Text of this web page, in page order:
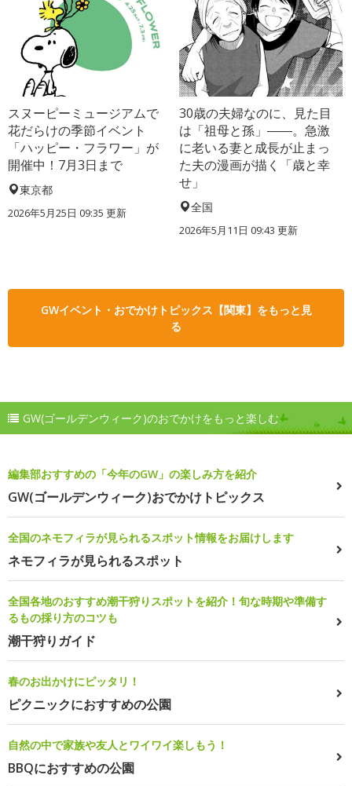
スヌーピーミュージアムで
花だらけの季節イベント
「ハッピー・フラワー」が
開催中！7月3日まで
東京都
2026年5月25日 09:35 更新
30歳の夫婦なのに、見た目
は「祖母と孫」――。急激
に老いる妻と成長が止まっ
た夫の漫画が描く「歳と幸
せ」
全国
2026年5月11日 09:43 更新
GWイベント・おでかけトピックス【関東】をもっと見
る
GW(ゴールデンウィーク)のおでかけをもっと楽しむ
編集部おすすめの「今年のGW」の楽しみ方を紹介
GW(ゴールデンウィーク)おでかけトピックス
全国のネモフィラが見られるスポット情報をお届けします
ネモフィラが見られるスポット
全国各地のおすすめ潮干狩りスポットを紹介！旬な時期や準備す
るもの採り方のコツも
潮干狩りガイド
春のお出かけにピッタリ！
ピクニックにおすすめの公園
自然の中で家族や友人とワイワイ楽しもう！
BBQにおすすめの公園